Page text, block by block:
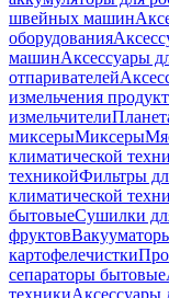
швейных машин
оборудования
машинАксессуары
отпаривателей
измельчения
измельчители
миксерыМиксеры
климатической
техникойФильтры
климатической
бытовыеСушилки
фруктов
картофелечистки
сепараторы бытовые
техникиАксессуары